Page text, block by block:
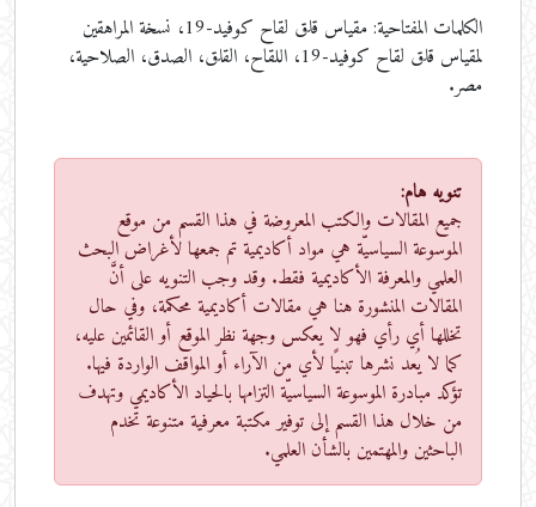
الكلمات المفتاحية:
مقياس قلق لقاح كوفيد-19، نسخة المراهقين
لمقياس قلق لقاح كوفيد-19، اللقاح، القلق، الصدق، الصلاحية،
مصر.
تنويه هام:
جميع المقالات والكتب المعروضة في هذا القسم من موقع
الموسوعة السياسيّة هي مواد أكاديمية تم جمعها لأغراض البحث
العلمي والمعرفة الأكاديمية فقط. وقد وجب التنويه على أنَّ
المقالات المنشورة هنا هي مقالات أكاديمية محكمة، وفي حال
تخللها أي رأي فهو لا يعكس وجهة نظر الموقع أو القائمين عليه،
كما لا يُعد نشرها تبنيًا لأي من الآراء أو المواقف الواردة فيها.
تؤكد مبادرة الموسوعة السياسيّة التزامها بالحياد الأكاديمي وتهدف
من خلال هذا القسم إلى توفير مكتبة معرفية متنوعة تخدم
الباحثين والمهتمين بالشأن العلمي.